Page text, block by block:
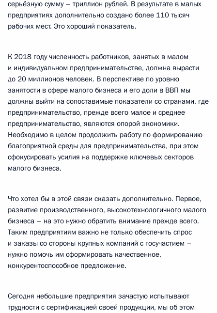
серьёзную сумму – триллион рублей. В результате в малых
предприятиях дополнительно создано более 110 тысяч
рабочих мест. Это хороший показатель.
К 2018 году численность работников, занятых в малом
и индивидуальном предпринимательстве, должна вырасти
до 20 миллионов человек. В перспективе по уровню
занятости в сфере малого бизнеса и его доли в ВВП мы
должны выйти на сопоставимые показатели со странами, где
предпринимательство, прежде всего малое и среднее
предпринимательство, являются опорой экономики.
Необходимо в целом продолжить работу по формированию
благоприятной среды для предпринимательства, при этом
сфокусировать усилия на поддержке ключевых секторов
малого бизнеса.
Что хотел бы в этой связи сказать дополнительно. Первое,
развитие производственного, высокотехнологичного малого
бизнеса – на это нужно обратить внимание прежде всего.
Таким предприятиям важно не только обеспечить спрос
и заказы со стороны крупных компаний с госучастием –
нужно помочь им сформировать качественное,
конкурентоспособное предложение.
Сегодня небольшие предприятия зачастую испытывают
трудности с сертификацией своей продукции, мы об этом